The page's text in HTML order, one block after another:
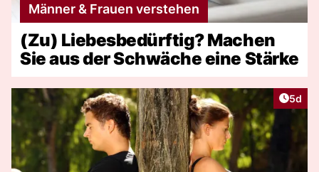
Männer & Frauen verstehen
(Zu) Liebesbedürftig? Machen
Sie aus der Schwäche eine Stärke
5d